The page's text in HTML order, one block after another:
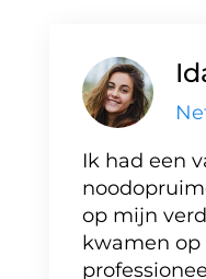
Ik had een
op mijn
kwamen op